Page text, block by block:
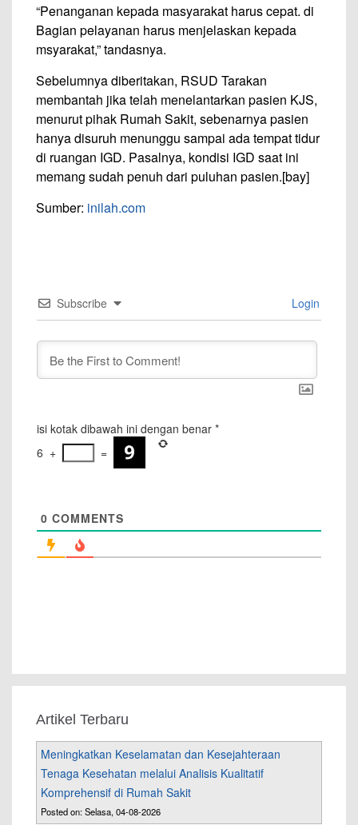
“Penanganan kepada masyarakat harus cepat. di
Bagian pelayanan harus menjelaskan kepada
msyarakat,” tandasnya.
Sebelumnya diberitakan, RSUD Tarakan
membantah jika telah menelantarkan pasien KJS,
menurut pihak Rumah Sakit, sebenarnya pasien
hanya disuruh menunggu sampai ada tempat tidur
di ruangan IGD. Pasalnya, kondisi IGD saat ini
memang sudah penuh dari puluhan pasien.[bay]
Sumber: inilah.com
Subscribe Login
isi kotak dibawah ini dengan benar *
6 + =
0 COMMENTS
Artikel Terbaru
Meningkatkan Keselamatan dan Kesejahteraan
Tenaga Kesehatan melalui Analisis Kualitatif
Komprehensif di Rumah Sakit
Posted on: Selasa, 04-08-2026